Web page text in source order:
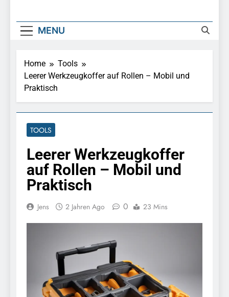
MENU
Home
Tools
Leerer Werkzeugkoffer auf Rollen – Mobil und
Praktisch
TOOLS
Leerer Werkzeugkoffer
auf Rollen – Mobil und
Praktisch
Jens 2 Jahren Ago 0 23 Mins